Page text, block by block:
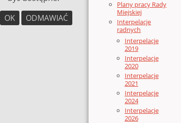
Plany pracy Rady
Miejskiej
Interpelacje
radnych
Interpelacje
2019
Interpelacje
2020
Interpelacje
2021
Interpelacje
2024
Interpelacje
2026
OK
ODMAWIAĆ